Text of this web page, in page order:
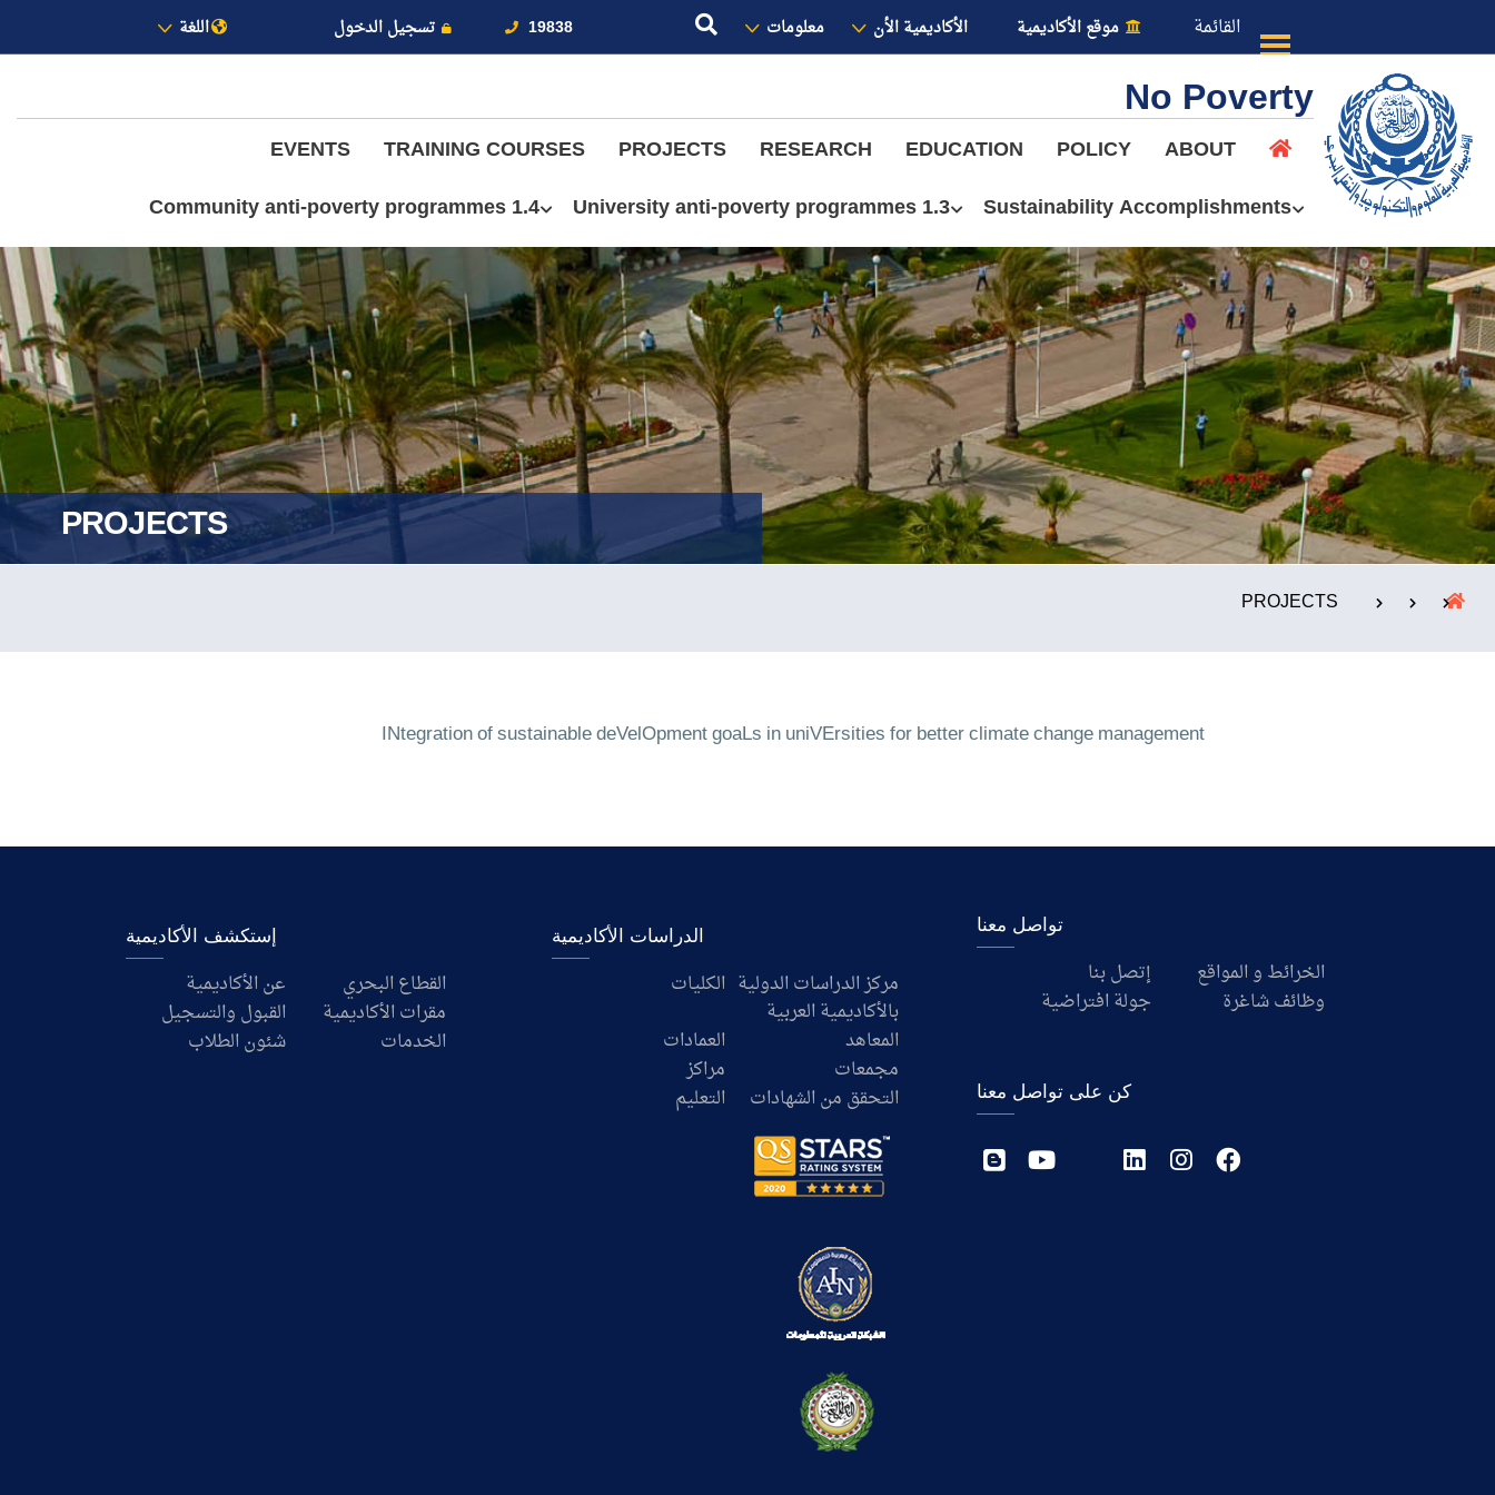
19838 تسجيل الدخول اللغة موقع الأكاديمية الأكاديمية الأن معلومات القائمة
عن الأكاديمية
النقل البحري
القبول والتسجيل
الدراسات الأكاديمية
طلبة الأكاديمية
البحث العلمي
التدريب والخدمة المجتمعية
الإستشارات
No Poverty
ABOUT
POLICY
EDUCATION
RESEARCH
PROJECTS
TRAINING COURSES
EVENTS
Sustainability Accomplishments
1.3 University anti-poverty programmes
1.4 Community anti-poverty programmes
PROJECTS
PROJECTS
INtegration of sustainable deVelOpment goaLs in uniVErsities for better climate change management
إستكشف الأكاديمية
عن الأكاديمية
القطاع البحري
القبول والتسجيل
مقرات الأكاديمية
شئون الطلاب
الخدمات
الدراسات الأكاديمية
الكليات مركز الدراسات الدولية
بالأكاديمية العربية
العمادات
المعاهد
مراكز
مجمعات
التعليم
التحقق من الشهادات
تواصل معنا
إتصل بنا
الخرائط و المواقع
جولة افتراضية
وظائف شاغرة
كن على تواصل معنا